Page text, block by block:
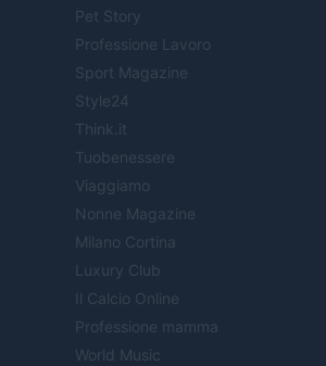
Pet Story
Professione Lavoro
Sport Magazine
Style24
Think.it
Tuobenessere
Viaggiamo
Nonne Magazine
Milano Cortina
Luxury Club
Il Calcio Online
Professione mamma
World Music